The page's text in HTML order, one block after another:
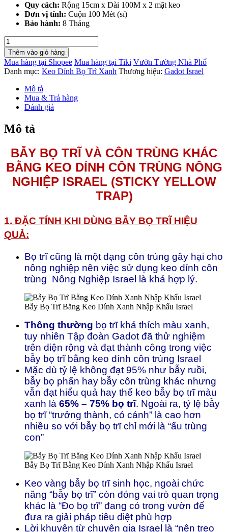
Quy cách: Rộng 15cm x Dài 100M x 2 mặt keo
Đơn vị tính: Cuộn 100 Mét (sỉ)
Bảo hành: 8 Tháng
Bẫy
Bọ
Trĩ
Bằng
Keo
Dính
Xanh
Nhập
Israel
Blue
cuộn
100m
lượng
Thêm vào giỏ hàng
Mua hàng tại Shopee Mua hàng tại Tiki Vườn Tường Nhà Phố
Danh mục: Keo Dính Bọ Trĩ Xanh Thương hiệu: Gadot Israel
Mô tả
Mua & Trả hàng
Đánh giá
Mô tả
BẪY BỌ TRĨ VÀ CÔN TRÙNG KHÁC
BẰNG KEO DÍNH CÔN TRÙNG NÔNG
NGHIỆP ISRAEL (STICKY YELLOW
TRAP)
1. ĐẶC TÍNH KHI DÙNG BẪY BỌ TRĨ HIỆU
QUẢ:
Bọ trĩ cũng là một dạng côn trùng gây hại cho
nông nghiệp nên việc sử dụng keo dính côn
trùng Nông Nghiệp Israel là khá hợp lý.
Bẫy Bọ Trĩ Bằng Keo Dính Xanh Nhập Khẩu Israel
Thông thường bọ trĩ khá thích màu xanh,
tuy nhiên Tập đoàn Gadot đã thử nghiệm
trên diện rộng và đạt thành công trong việc
bẫy bọ trĩ bằng keo dính côn trùng Israel
Mặc dù tỷ lệ không đạt 95% như bẫy ruồi,
bẫy bọ phấn hay bẫy côn trùng khác nhưng
vẫn đạt hiểu quả hay thế keo bẫy bọ trĩ màu
xanh là 65% – 75% bọ trĩ. Ngoài ra, tỷ lệ bẫy
bọ trĩ “trưởng thành, có cánh” là cao hơn
nhiều so với bẫy bọ trĩ chỉ mới là “ấu trùng
con”
Bẫy Bọ Trĩ Bằng Keo Dính Xanh Nhập Khẩu Israel
Keo vàng bẫy bọ trĩ sinh học, ngoài chức
năng “bẫy bọ trĩ” còn đóng vai trò quan trọng
khác là “Đo bọ trĩ” đang có trong vườn để
đưa ra giải pháp tiêu diệt phù hợp
Lời khuyên từ chuyên gia Israel là “nên treo